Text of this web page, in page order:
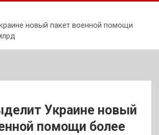
новый пакет военной помощи
Украине новый
помощи более